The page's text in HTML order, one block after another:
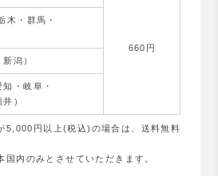
660円
木・群馬・
潟）
・岐阜・
）
5,000円以上(税込)の場合は、送料無料
内のみとさせていただきます。